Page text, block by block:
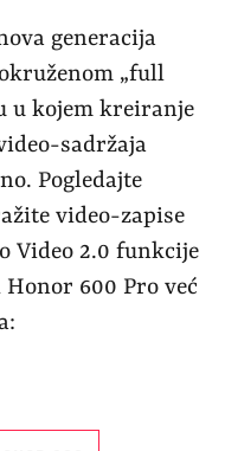
generacija
„full
u kojem kreiranje
sadržaja
Pogledajte
video-zapise
Video 2.0 funkcije
600 Pro već